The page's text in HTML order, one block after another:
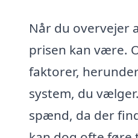
Når du overvejer
prisen kan være.
faktorer,
system, du
spænd, da der